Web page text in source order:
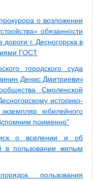
о возложении
обязанности
г. Десногорска в
ГОСТ
городского суда
Денис Дмитриевич
Смоленской
историко-
юбилейного
поименно"
о вселении и об
в пользовании жилым
пользования